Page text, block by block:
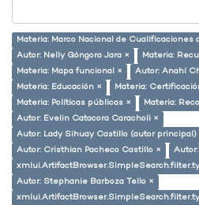
Materia: Marco Nacional de Cualificaciones
Autor: Nelly Góngora Jara ×
Materia:
Materia: Mapa funcional ×
Autor: Anahí
Materia: Educación ×
Materia:
Materia: Políticas públicas ×
Materia:
Autor: Evelin Catacora Caracholi ×
Autor: Lady Sihuay Castillo (autor principal)
Autor: Cristhian Pacheco Castillo ×
Autor: Stephanie Barboza Tello ×